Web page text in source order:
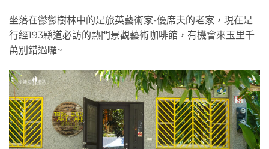
坐落在鬱鬱樹林中的是旅英藝術家-優席夫的老家，現在是
行經193縣道必訪的熱門景觀藝術咖啡館，有機會來玉里千
萬別錯過囉~